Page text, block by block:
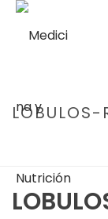
LOBULOS-